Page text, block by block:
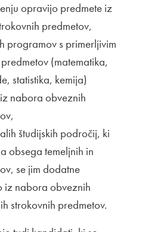
opravijo predmete iz
predmetov,
programov s primerljivim
(matematika,
statistika, kemija)
nabora obveznih
študijskih področij, ki
obsega temeljnih in
se jim dodatne
iz nabora obveznih
strokovnih predmetov.